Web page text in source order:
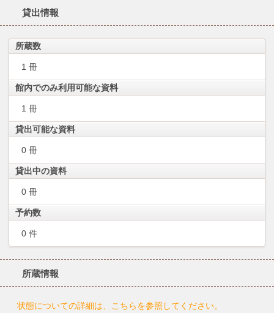
貸出情報
所蔵数
1 冊
館内でのみ利用可能な資料
1 冊
貸出可能な資料
0 冊
貸出中の資料
0 冊
予約数
0 件
所蔵情報
状態についての詳細は、こちらを参照してください。